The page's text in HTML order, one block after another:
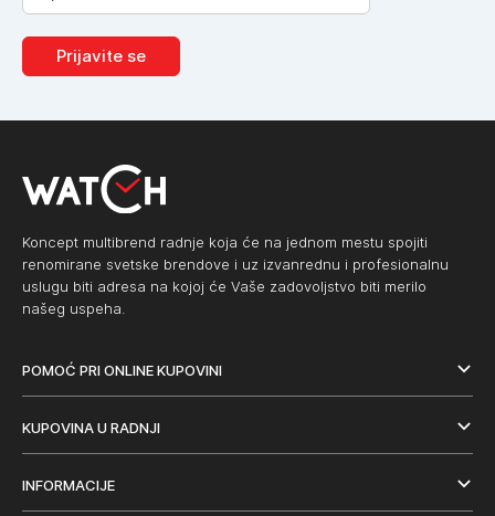
Prijavite se
Koncept multibrend radnje koja će na jednom mestu spojiti
renomirane svetske brendove i uz izvanrednu i profesionalnu
uslugu biti adresa na kojoj će Vaše zadovoljstvo biti merilo
našeg uspeha.
POMOĆ PRI ONLINE KUPOVINI
KUPOVINA U RADNJI
INFORMACIJE